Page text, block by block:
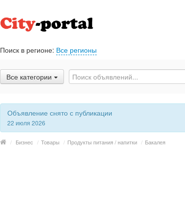
Поиск в регионе: Все регионы
Все категории
Объявление снято с публикации
22 июля 2026
/ Бизнес / Товары / Продукты питания / напитки / Бакалея